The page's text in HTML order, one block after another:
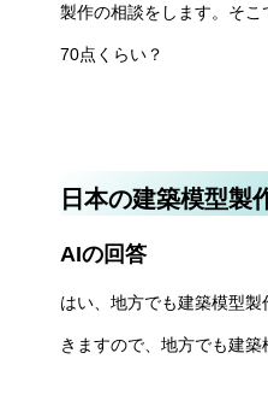
製作の相談をします。そ
70点くらい？
日本の建築模型製
AIの回答
はい、地方でも建築模型
きますので、地方でも建築